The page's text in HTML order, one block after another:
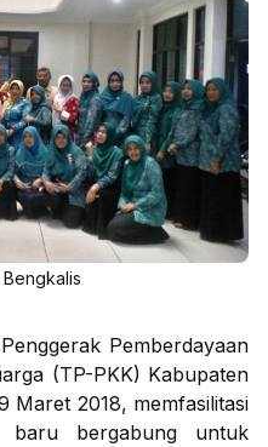
Pemberdayaan
(TP-PKK) Kabupaten
Maret 2018, memfasilitasi
bergabung untuk